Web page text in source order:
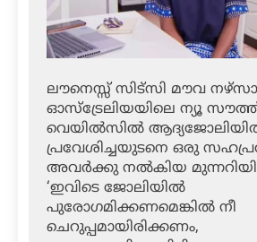
ലൗനെസ്സ് സിട്‌സി മൗവ
ഓസ്‌ട്രേലിയയിലെ ന്യൂ
വെയില്‍സില്‍
പ്രവേശിച്ചയുടനെ ഒരു
അവര്‍ക്കു നല്‍കിയ
‘ഇവിടെ ജോലിയില്‍
പുരോഗമിക്കണമെങ്കില്‍ നീ
ചെറുപ്പമായിരിക്കണം,